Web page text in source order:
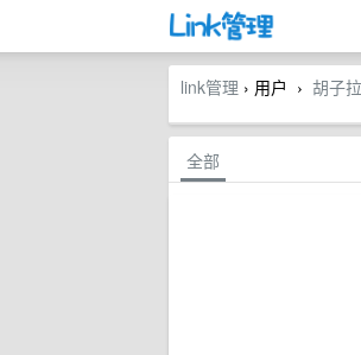
link管理 › 用户 › 胡子
全部